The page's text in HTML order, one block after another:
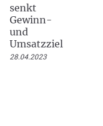
senkt
Gewinn-
und
Umsatzziel
28.04.2023